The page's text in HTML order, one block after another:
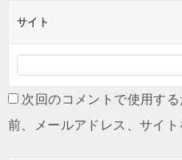
サイト
次回のコメントで使用す
前、メールアドレス、サイト